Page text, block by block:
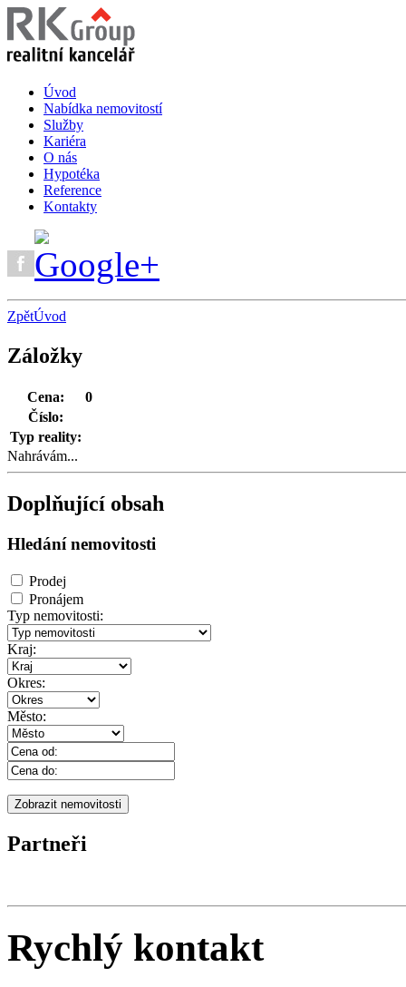
Úvod
Nabídka nemovitostí
Služby
Kariéra
O nás
Hypotéka
Reference
Kontakty
ZpětÚvod
Záložky
Cena:
0
Číslo:
Typ reality:
Nahrávám...
Doplňující obsah
Hledání nemovitosti
Prodej
Pronájem
Typ nemovitosti:
Kraj:
Okres:
Město:
Partneři
Rychlý kontakt